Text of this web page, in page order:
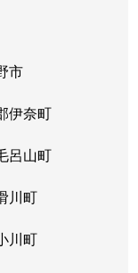
市
伊奈町
呂山町
川町
川町